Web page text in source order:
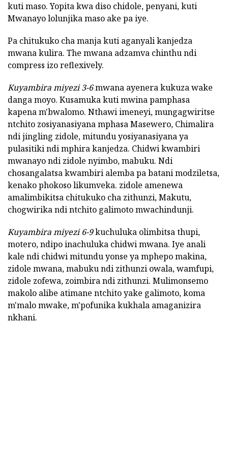
kuti maso. Yopita kwa diso chidole, penyani, kuti
Mwanayo lolunjika maso ake pa iye.
Pa chitukuko cha manja kuti aganyali kanjedza
mwana kulira. The mwana adzamva chinthu ndi
compress izo reflexively.
Kuyambira miyezi 3-6mwana ayenera kukuza wake
danga moyo. Kusamuka kuti mwina pamphasa
kapena m'bwalomo. Nthawi imeneyi, mungagwiritse
ntchito zosiyanasiyana mphasa Masewero, Chimalira
ndi jingling zidole, mitundu yosiyanasiyana ya
pulasitiki ndi mphira kanjedza. Chidwi kwambiri
mwanayo ndi zidole nyimbo, mabuku. Ndi
chosangalatsa kwambiri alemba pa batani modziletsa,
kenako phokoso likumveka. zidole amenewa
amalimbikitsa chitukuko cha zithunzi, Makutu,
chogwirika ndi ntchito galimoto mwachindunji.
Kuyambira miyezi 6-9kuchuluka olimbitsa thupi,
motero, ndipo inachuluka chidwi mwana. Iye anali
kale ndi chidwi mitundu yonse ya mphepo makina,
zidole mwana, mabuku ndi zithunzi owala, wamfupi,
zidole zofewa, zoimbira ndi zithunzi. Mulimonsemo
makolo alibe atimane ntchito yake galimoto, koma
m'malo mwake, m'pofunika kukhala amaganizira
nkhani.